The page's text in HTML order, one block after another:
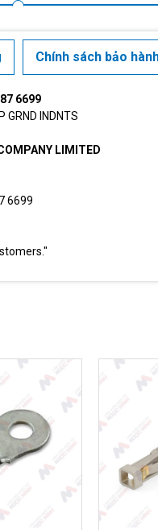
Chính sách bảo
6699
INDNTS
LIMITED
6699